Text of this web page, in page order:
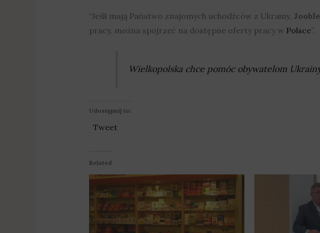
“Jeśli mają Państwo znajomych uchodźców z Ukrainy, Jooble
pracy, można spojrzeć na dostępne oferty pracy w Polsce”.
Wielkopolska chce pomóc obywatelom
Udostępnij to:
Tweet
Related